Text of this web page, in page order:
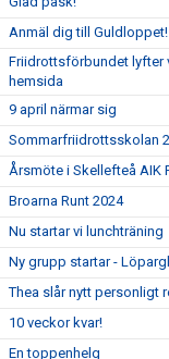
Anmäl dig till Guldloppet!
Friidrottsförbundet lyfter
hemsida
9 april närmar sig
Sommarfriidrottsskolan
Årsmöte i Skellefteå AIK
Broarna Runt 2024
Nu startar vi lunchträning
Ny grupp startar -
Thea slår nytt personligt
10 veckor kvar!
En toppenhelg